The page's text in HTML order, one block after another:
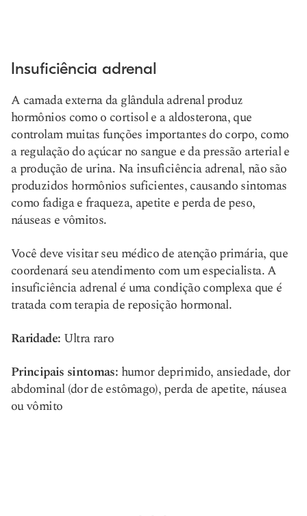
Insuficiência adrenal
A camada externa da glândula adrenal produz
hormônios como o cortisol e a aldosterona, que
controlam muitas funções importantes do corpo, como
a regulação do açúcar no sangue e da pressão arterial e
a produção de urina. Na insuficiência adrenal, não são
produzidos hormônios suficientes, causando sintomas
como fadiga e fraqueza, apetite e perda de peso,
náuseas e vômitos.
Você deve visitar seu médico de atenção primária, que
coordenará seu atendimento com um especialista. A
insuficiência adrenal é uma condição complexa que é
tratada com terapia de reposição hormonal.
Raridade: Ultra raro
Principais sintomas: humor deprimido, ansiedade, dor
abdominal (dor de estômago), perda de apetite, náusea
ou vômito